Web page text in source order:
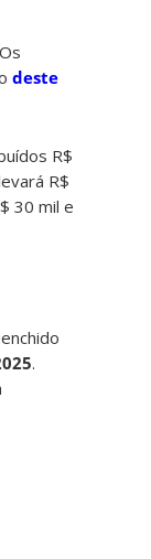
deste
R$
R$
30 mil e
.